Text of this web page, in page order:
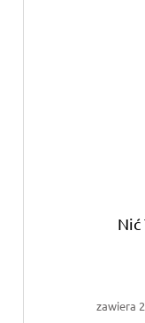
Nić
zawiera